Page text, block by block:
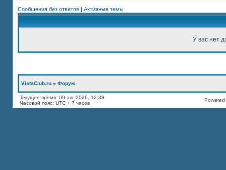
Сообщения без ответов | Активные темы
У вас нет
VistaClub.ru » Форум
Текущее время: 09 авг 2026, 12:38
Часовой пояс: UTC + 7 часов